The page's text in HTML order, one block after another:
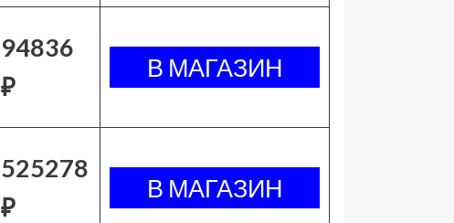
94836
₽
525278
₽